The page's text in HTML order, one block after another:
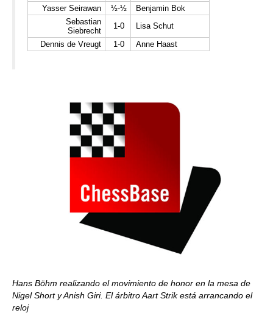
Yasser Seirawan
½-½
Benjamin Bok
Sebastian
Siebrecht
1-0
Lisa Schut
Dennis de Vreugt
1-0 Anne Haast
Hans Böhm realizando el movimiento de honor en la mesa de
Nigel Short y Anish Giri. El árbitro Aart Strik está arrancando el
reloj